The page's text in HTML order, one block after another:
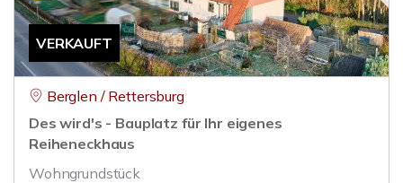
VERKAUFT
Berglen / Rettersburg
Des wird's - Bauplatz für Ihr eigenes
Reiheneckhaus
Wohngrundstück